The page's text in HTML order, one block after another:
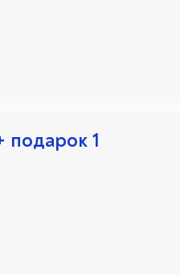
подарок 1